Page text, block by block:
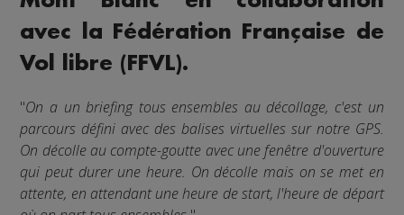
avec la Fédération Française de
Vol libre (FFVL).
"On a un briefing tous ensembles au décollage, c'est un
parcours défini avec des balises virtuelles sur notre GPS.
On décolle au compte-goutte avec une fenêtre d'ouverture
qui peut durer une heure. On décolle mais on se met en
attente, en attendant une heure de start, l'heure de départ